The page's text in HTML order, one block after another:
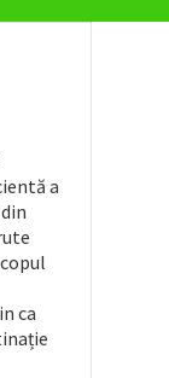
a
ca